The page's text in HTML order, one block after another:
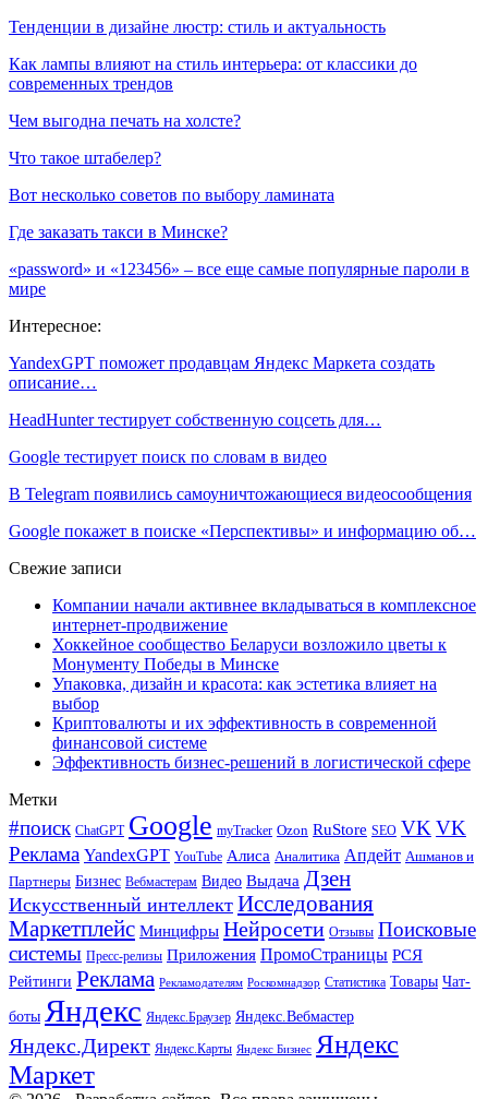
Тенденции в дизайне люстр: стиль и актуальность
Как лампы влияют на стиль интерьера: от классики до
современных трендов
Чем выгодна печать на холсте?
Что такое штабелер?
Вот несколько советов по выбору ламината
Где заказать такси в Минске?
«password» и «123456» – все еще самые популярные пароли в
мире
Интересное:
YandexGPT поможет продавцам Яндекс Маркета создать
описание…
HeadHunter тестирует собственную соцсеть для…
Google тестирует поиск по словам в видео
В Telegram появились самоуничтожающиеся видеосообщения
Google покажет в поиске «Перспективы» и информацию об…
Свежие записи
Компании начали активнее вкладываться в комплексное
интернет-продвижение
Хоккейное сообщество Беларуси возложило цветы к
Монументу Победы в Минске
Упаковка, дизайн и красота: как эстетика влияет на
выбор
Криптовалюты и их эффективность в современной
финансовой системе
Эффективность бизнес-решений в логистической сфере
Метки
#поиск ChatGPT Google myTracker Ozon RuStore SEO VK VK
Реклама YandexGPT YouTube Алиса Аналитика Апдейт Ашманов и
Партнеры Бизнес Вебмастерам Видео Выдача Дзен
Искусственный интеллект Исследования
Маркетплейс Минцифры Нейросети Отзывы Поисковые
системы Пресс-релизы Приложения ПромоСтраницы РСЯ
Рейтинги Реклама Рекламодателям Роскомнадзор Статистика Товары Чат-
боты Яндекс Яндекс.Браузер Яндекс.Вебмастер
Яндекс.Директ Яндекс.Карты Яндекс Бизнес Яндекс
Маркет